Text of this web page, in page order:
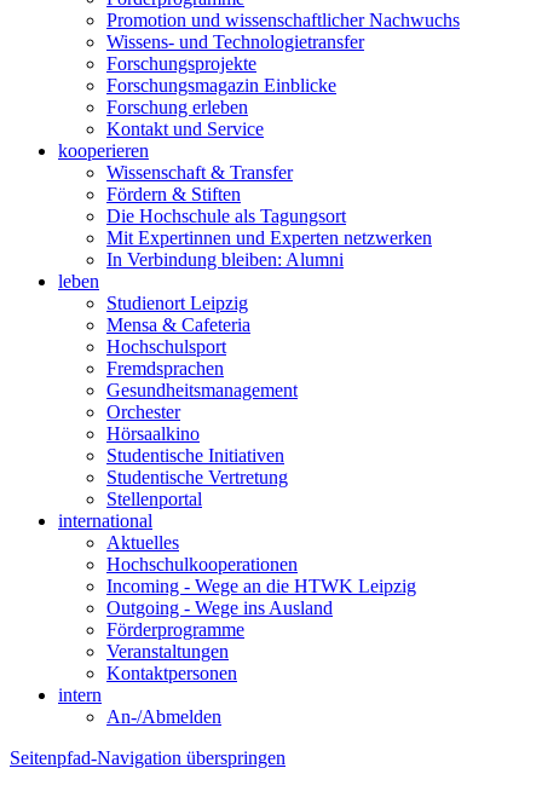
Promotion und wissenschaftlicher Nachwuchs
Wissens- und Technologietransfer
Forschungsprojekte
Forschungsmagazin Einblicke
Forschung erleben
Kontakt und Service
kooperieren
Wissenschaft & Transfer
Fördern & Stiften
Die Hochschule als Tagungsort
Mit Expertinnen und Experten netzwerken
In Verbindung bleiben: Alumni
leben
Studienort Leipzig
Mensa & Cafeteria
Hochschulsport
Fremdsprachen
Gesundheitsmanagement
Orchester
Hörsaalkino
Studentische Initiativen
Studentische Vertretung
Stellenportal
international
Aktuelles
Hochschulkooperationen
Incoming - Wege an die HTWK Leipzig
Outgoing - Wege ins Ausland
Förderprogramme
Veranstaltungen
Kontaktpersonen
intern
An-/Abmelden
Seitenpfad-Navigation überspringen